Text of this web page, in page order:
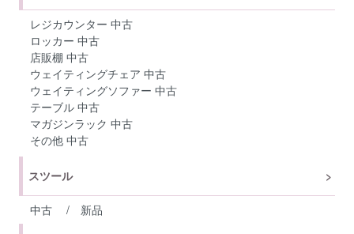
レジカウンター 中古
ロッカー 中古
店販棚 中古
ウェイティングチェア 中古
ウェイティングソファー 中古
テーブル 中古
マガジンラック 中古
その他 中古
スツール
中古 / 新品